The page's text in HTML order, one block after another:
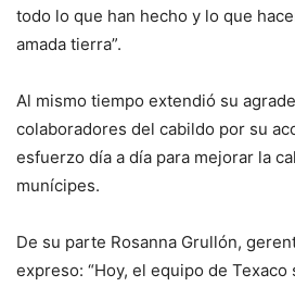
todo lo que han hecho y lo que
amada tierra”.
Al mismo tiempo extendió su
colaboradores del cabildo por su
esfuerzo día a día para mejorar la
munícipes.
De su parte Rosanna Grullón,
expreso: “Hoy, el equipo de